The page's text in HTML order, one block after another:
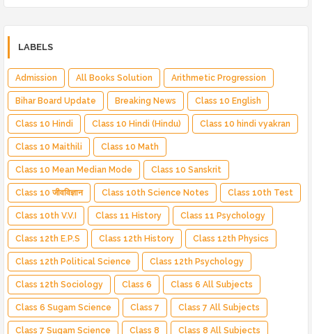
LABELS
Admission All Books Solution Arithmetic Progression
Bihar Board Update Breaking News Class 10 English
Class 10 Hindi Class 10 Hindi (Hindu) Class 10 hindi vyakran
Class 10 Maithili Class 10 Math
Class 10 Mean Median Mode Class 10 Sanskrit
Class 10 जीवविज्ञान Class 10th Science Notes Class 10th Test
Class 10th V.V.I Class 11 History Class 11 Psychology
Class 12th E.P.S Class 12th History Class 12th Physics
Class 12th Political Science Class 12th Psychology
Class 12th Sociology Class 6 Class 6 All Subjects
Class 6 Sugam Science Class 7 Class 7 All Subjects
Class 7 Sugam Science Class 8 Class 8 All Subjects